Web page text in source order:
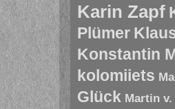
Karin Zapf
Plümer
Konstantin
kolomiiets
Glück Martin